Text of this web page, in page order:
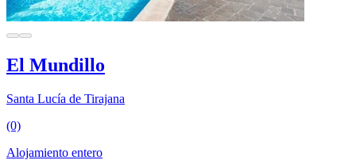
El Mundillo
Santa Lucía de Tirajana
(0)
Alojamiento entero